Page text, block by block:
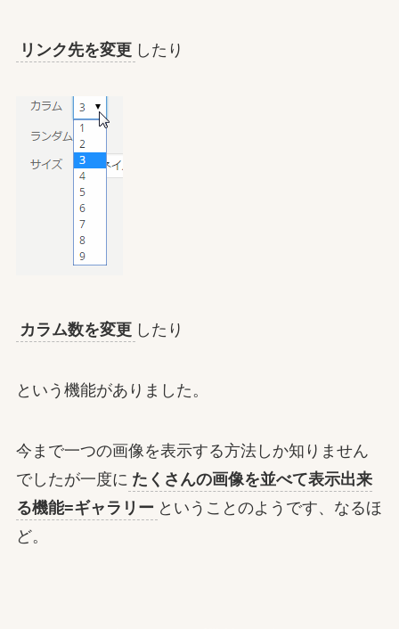
リンク先を変更 したり
カラム数を変更 したり
という機能がありました。
今まで一つの画像を表示する方法しか知りません
でしたが一度に たくさんの画像を並べて表示出来
る機能=ギャラリー ということのようです、なるほ
ど。